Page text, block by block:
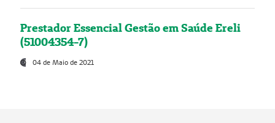
Prestador Essencial Gestão em Saúde Ereli
(51004354-7)
04 de Maio de 2021